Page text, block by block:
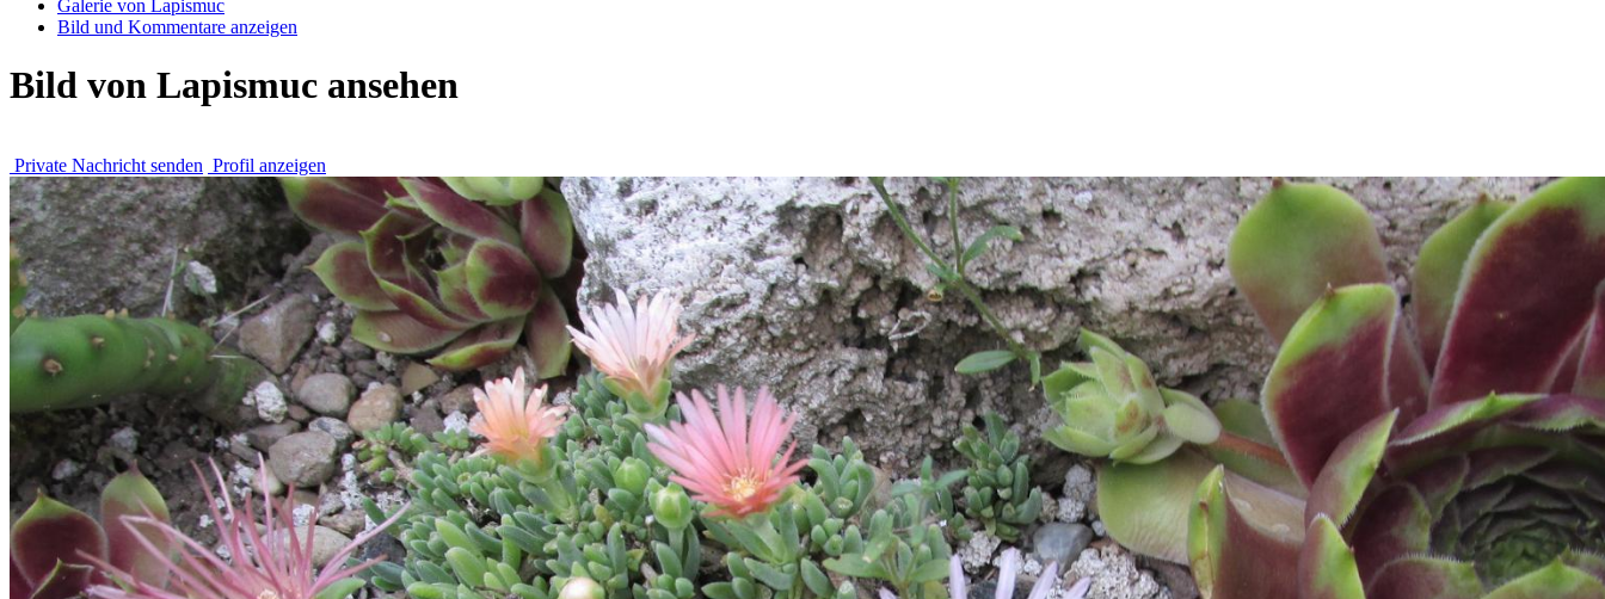
Galerie von Lapismuc
Bild und Kommentare anzeigen
Bild von Lapismuc ansehen
Private Nachricht senden Profil anzeigen